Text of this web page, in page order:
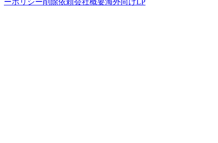
ーポリシー削除依頼会社概要海外向けLP